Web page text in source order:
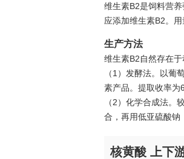
维生素B2是饲料营
应添加维生素B2。用
生产方法
维生素B2自然存在
（1）发酵法。以
素产品。提取收率为
（2）化学合成法
合，再用低亚硫酸钠
核黄酸 上下